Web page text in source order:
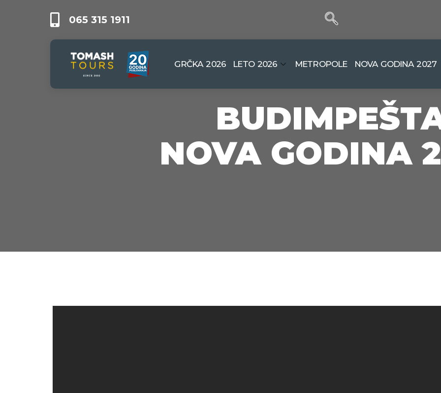
065 315 1911
GRČKA 2026 LETO 2026 METROPOLE NOVA GODINA 2027
NOVA GODINA